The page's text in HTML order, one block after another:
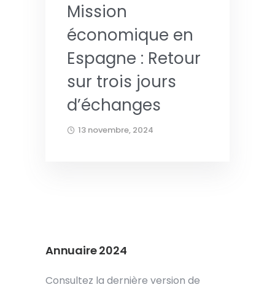
Mission
économique en
Espagne : Retour
sur trois jours
d’échanges
13 novembre, 2024
Annuaire 2024
Consultez la dernière version de